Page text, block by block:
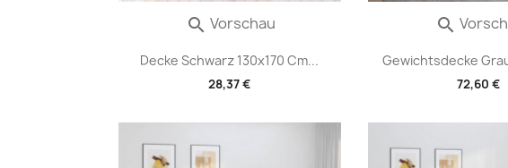
Decke Schwarz 130x170 Cm...
28,37 €
 Vorschau
Gewichtsdecke
72,60 €
